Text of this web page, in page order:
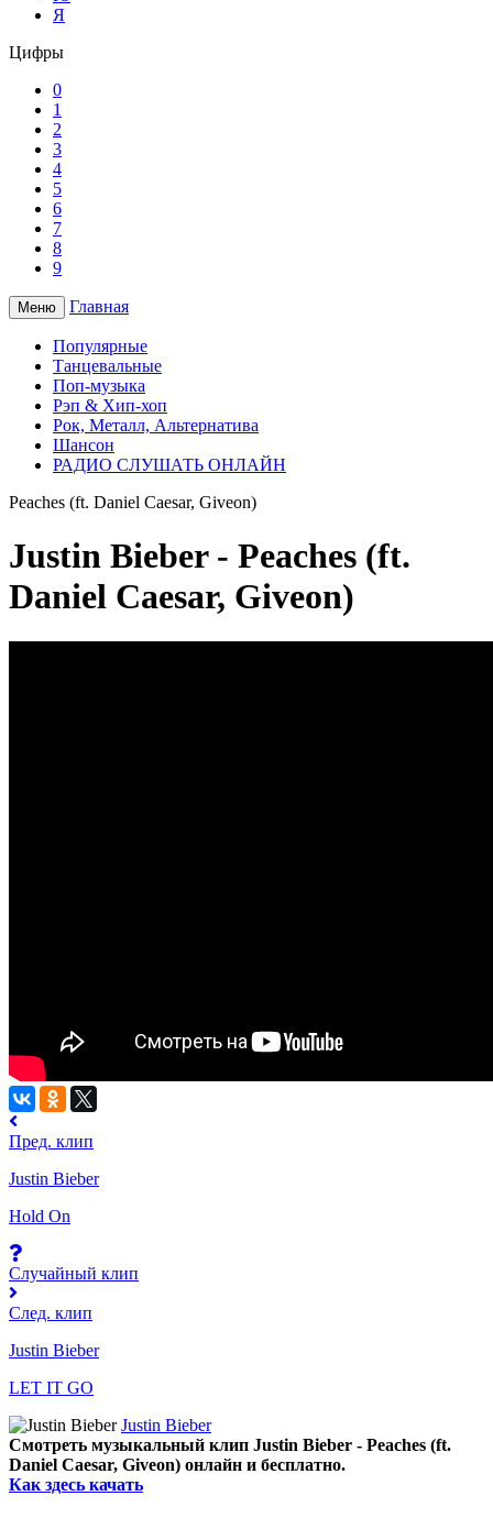
Я
Цифры
0
1
2
3
4
5
6
7
8
9
Меню Главная
Популярные
Танцевальные
Поп-музыка
Рэп & Хип-хоп
Рок, Металл, Альтернатива
Шансон
РАДИО СЛУШАТЬ ОНЛАЙН
Peaches (ft. Daniel Caesar, Giveon)
Justin Bieber - Peaches (ft.
Daniel Caesar, Giveon)
Пред. клип
Justin Bieber
Hold On
Случайный клип
След. клип
Justin Bieber
LET IT GO
Justin Bieber
Смотреть музыкальный клип Justin Bieber - Peaches (ft.
Daniel Caesar, Giveon) онлайн и бесплатно.
Как здесь качать